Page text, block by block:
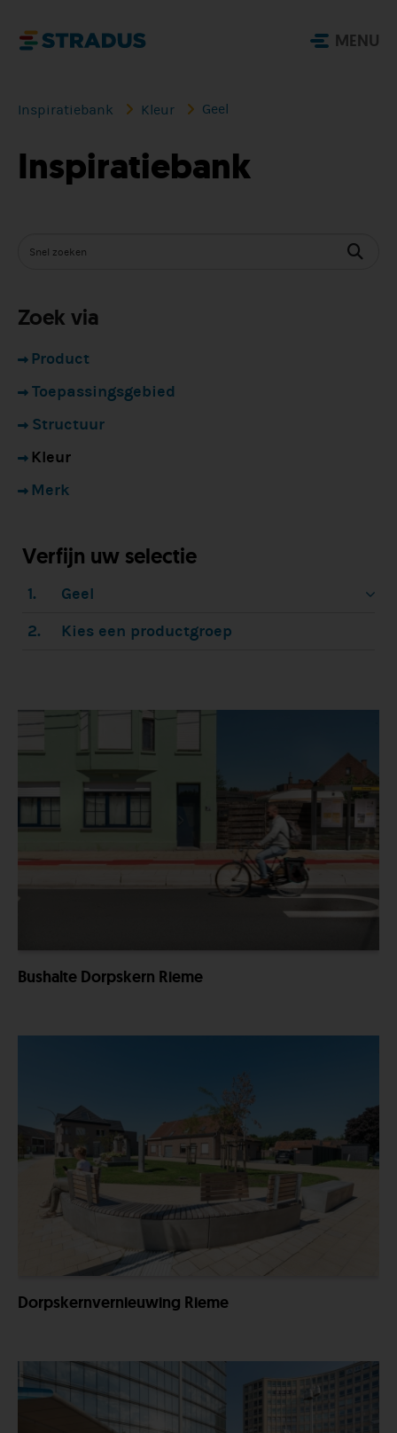
MENU
Inspiratiebank Kleur Geel
Inspiratiebank
Zoek via
Product
Toepassingsgebied
Structuur
Kleur
Merk
Verfijn uw selectie
1.
Geel
2.
Kies een productgroep
Bushalte Dorpskern Rieme
Dorpskernvernieuwing Rieme